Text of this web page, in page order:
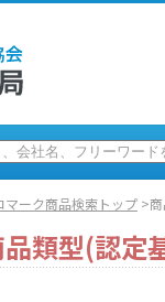
マーク商品検索トップ >
類型(認定